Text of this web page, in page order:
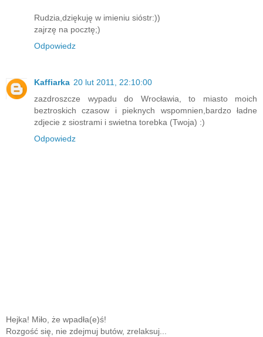
Rudzia,dziękuję w imieniu sióstr:))
zajrzę na pocztę;)
Odpowiedz
Kaffiarka 20 lut 2011, 22:10:00
zazdroszcze wypadu do Wrocławia, to miasto moich
beztroskich czasow i pieknych wspomnien,bardzo ładne
zdjecie z siostrami i swietna torebka (Twoja) :)
Odpowiedz
Hejka! Miło, że wpadła(e)ś!
Rozgość się, nie zdejmuj butów, zrelaksuj...